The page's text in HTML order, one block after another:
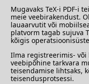
Mugavaks TeX-i PDF-i
meie veebirakendust.
lauaarvutit või
platvorm tagab sujuva
kõigis
Ilma registreerimis-
veebipõhine tarkvara
teisendamise lihtsaks,
teisendusprotsessi.